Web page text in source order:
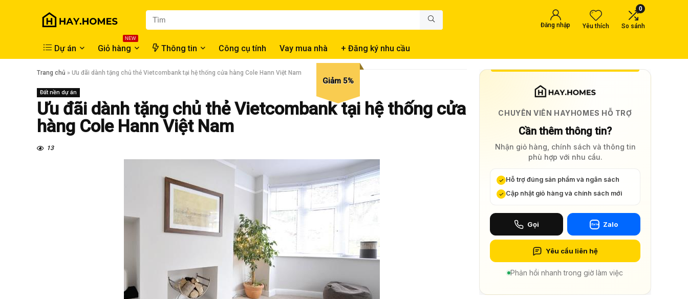
Đăng nhập Yêu thích
0
So sánh
Dự án
NEW
Giỏ hàng Thông tin Công cụ tính Vay mua nhà + Đăng ký nhu cầu
Giảm 5%
Trang chủ » ​Ưu đãi dành tặng chủ thẻ Vietcombank tại hệ thống cửa hàng Cole Hann Việt Nam
Đất nền dự án
​Ưu đãi dành tặng chủ thẻ Vietcombank tại hệ thống cửa
hàng Cole Hann Việt Nam
13
CHUYÊN VIÊN HAYHOMES HỖ TRỢ
Cần thêm thông tin?
Nhận giỏ hàng, chính sách và thông tin
phù hợp với nhu cầu.
Hỗ trợ đúng sản phẩm và ngân sách
Cập nhật giỏ hàng và chính sách mới
Gọi Zalo Zalo
Yêu cầu liên hệ
Phản hồi nhanh trong giờ làm việc